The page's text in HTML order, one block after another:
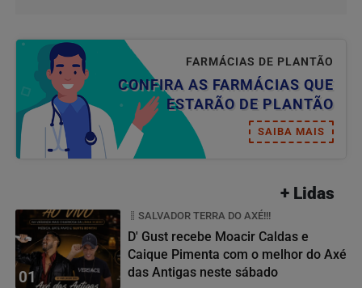
FARMÁCIAS DE PLANTÃO
CONFIRA AS FARMÁCIAS QUE
ESTARÃO DE PLANTÃO
SAIBA MAIS
+ Lidas
01
SALVADOR TERRA DO AXÉ!!!
D' Gust recebe Moacir Caldas e
Caique Pimenta com o melhor do Axé
das Antigas neste sábado